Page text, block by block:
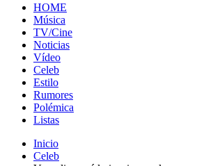
HOME
Música
TV/Cine
Noticias
Vídeo
Celeb
Estilo
Rumores
Polémica
Listas
Inicio
Celeb